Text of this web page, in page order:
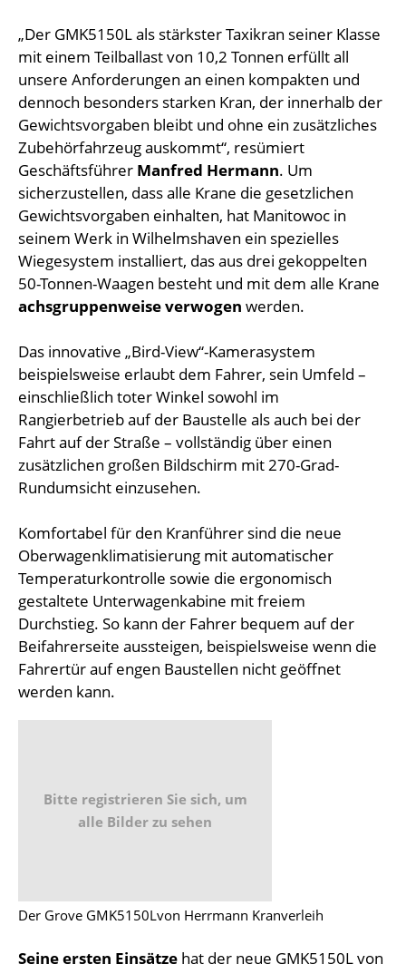
„Der GMK5150L als stärkster Taxikran seiner Klasse
mit einem Teilballast von 10,2 Tonnen erfüllt all
unsere Anforderungen an einen kompakten und
dennoch besonders starken Kran, der innerhalb der
Gewichtsvorgaben bleibt und ohne ein zusätzliches
Zubehörfahrzeug auskommt“, resümiert
Geschäftsführer Manfred Hermann. Um
sicherzustellen, dass alle Krane die gesetzlichen
Gewichtsvorgaben einhalten, hat Manitowoc in
seinem Werk in Wilhelmshaven ein spezielles
Wiegesystem installiert, das aus drei gekoppelten
50-Tonnen-Waagen besteht und mit dem alle Krane
achsgruppenweise verwogen werden.
Das innovative „Bird-View“-Kamerasystem
beispielsweise erlaubt dem Fahrer, sein Umfeld –
einschließlich toter Winkel sowohl im
Rangierbetrieb auf der Baustelle als auch bei der
Fahrt auf der Straße – vollständig über einen
zusätzlichen großen Bildschirm mit 270-Grad-
Rundumsicht einzusehen.
Komfortabel für den Kranführer sind die neue
Oberwagenklimatisierung mit automatischer
Temperaturkontrolle sowie die ergonomisch
gestaltete Unterwagenkabine mit freiem
Durchstieg. So kann der Fahrer bequem auf der
Beifahrerseite aussteigen, beispielsweise wenn die
Fahrertür auf engen Baustellen nicht geöffnet
werden kann.
Bitte registrieren Sie sich, um
alle Bilder zu sehen
Der Grove GMK5150Lvon Herrmann Kranverleih
Seine ersten Einsätze hat der neue GMK5150L von